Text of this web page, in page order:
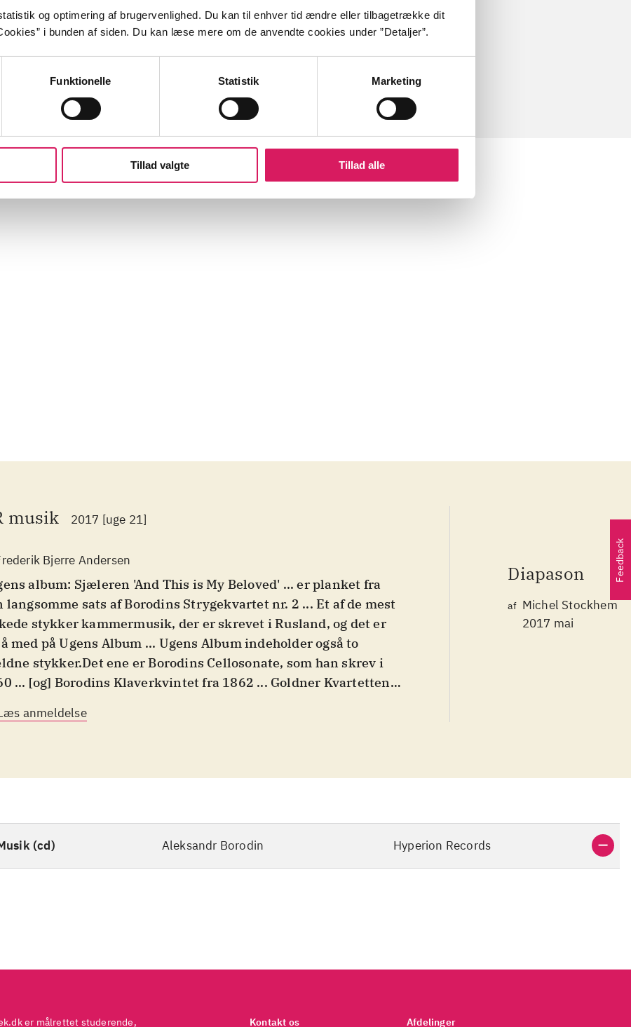
og optimering af brugervenlighed. Du kan til enhver tid ændre eller tilbagetrække dit
i bunden af siden. Du kan læse mere om de anvendte cookies under ”Detaljer”.
Funktionelle Statistik Marketing
Tillad valgte Tillad alle
musik 2017 [uge 21]
Bjerre Andersen
album: Sjæleren 'And This is My Beloved' ... er planket fra
langsomme sats af Borodins Strygekvartet nr. 2 ... Et af de mest
stykker kammermusik, der er skrevet i Rusland, og det er
med på Ugens Album ... Ugens Album indeholder også to
stykker.Det ene er Borodins Cellosonate, som han skrev i
... [og] Borodins Klaverkvintet fra 1862 ... Goldner Kvartetten
for Australiens bedste strygekvartet".
anmeldelse
Diapason
af Michel Stockhem
2017 mai
(cd) Aleksandr Borodin Hyperion Records
Feedback
er målrettet studerende, Kontakt os Afdelinger